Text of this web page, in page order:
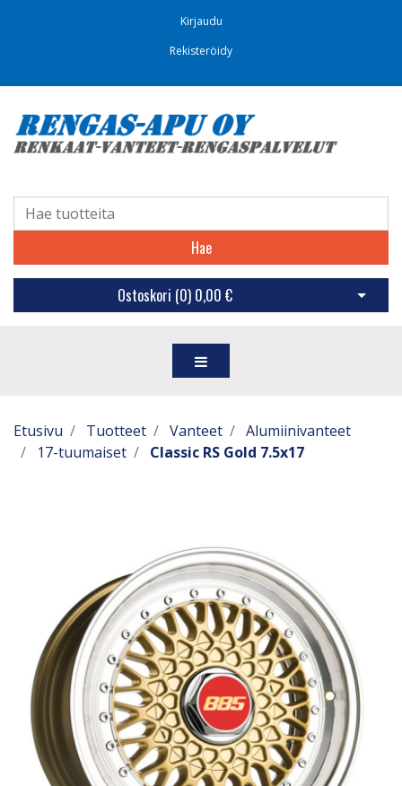
Kirjaudu
Rekisteröidy
Hae
Ostoskori (0) 0,00 € Avaa
Etusivu Tuotteet Vanteet
Alumiinivanteet
17-tuumaiset
Classic RS Gold 7.5x17